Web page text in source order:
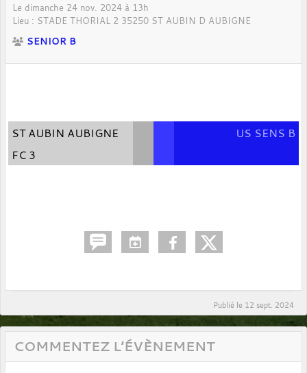
Le dimanche 24 nov. 2024 à 13h
Lieu : STADE THORIAL 2 35250 ST AUBIN D AUBIGNE
SENIOR B
ST AUBIN AUBIGNE
FC 3
US SENS B
Publié le 12 sept. 2024
COMMENTEZ L’ÉVÈNEMENT